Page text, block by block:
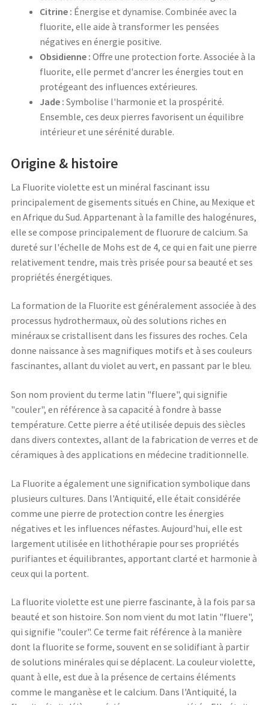
Citrine : Énergise et dynamise. Combinée avec la
fluorite, elle aide à transformer les pensées
négatives en énergie positive.
Obsidienne : Offre une protection forte. Associée à la
fluorite, elle permet d'ancrer les énergies tout en
protégeant des influences extérieures.
Jade : Symbolise l'harmonie et la prospérité.
Ensemble, ces deux pierres favorisent un équilibre
intérieur et une sérénité durable.
Origine & histoire
La Fluorite violette est un minéral fascinant issu
principalement de gisements situés en Chine, au Mexique et
en Afrique du Sud. Appartenant à la famille des halogénures,
elle se compose principalement de fluorure de calcium. Sa
dureté sur l'échelle de Mohs est de 4, ce qui en fait une pierre
relativement tendre, mais très prisée pour sa beauté et ses
propriétés énergétiques.
La formation de la Fluorite est généralement associée à des
processus hydrothermaux, où des solutions riches en
minéraux se cristallisent dans les fissures des roches. Cela
donne naissance à ses magnifiques motifs et à ses couleurs
fascinantes, allant du violet au vert, en passant par le bleu.
Son nom provient du terme latin "fluere", qui signifie
"couler", en référence à sa capacité à fondre à basse
température. Cette pierre a été utilisée depuis des siècles
dans divers contextes, allant de la fabrication de verres et de
céramiques à des applications en médecine traditionnelle.
La Fluorite a également une signification symbolique dans
plusieurs cultures. Dans l'Antiquité, elle était considérée
comme une pierre de protection contre les énergies
négatives et les influences néfastes. Aujourd'hui, elle est
largement utilisée en lithothérapie pour ses propriétés
purifiantes et équilibrantes, apportant clarté et harmonie à
ceux qui la portent.
La fluorite violette est une pierre fascinante, à la fois par sa
beauté et son histoire. Son nom vient du mot latin "fluere",
qui signifie "couler". Ce terme fait référence à la manière
dont la fluorite se forme, souvent en se solidifiant à partir
de solutions minérales qui se déplacent. La couleur violette,
quant à elle, est due à la présence de certains éléments
comme le manganèse et le calcium. Dans l'Antiquité, la